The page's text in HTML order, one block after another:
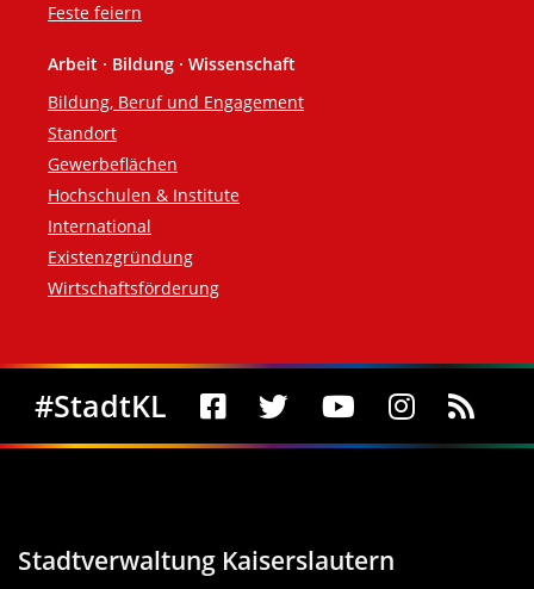
Feste feiern
Arbeit · Bildung · Wissenschaft
Bildung, Beruf und Engagement
Standort
Gewerbeflächen
Hochschulen & Institute
International
Existenzgründung
Wirtschaftsförderung
Social Media
#StadtKL
Stadtverwaltung Kaiserslautern